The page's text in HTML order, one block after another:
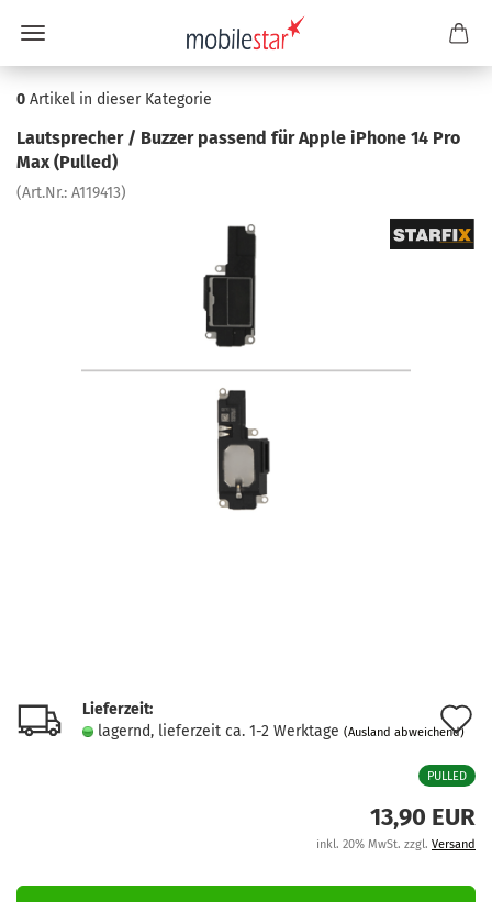
0 Artikel in dieser Kategorie
Laut­spre­cher / Buz­zer pas­send für Apple iPho­ne 14 Pro
Max (Pul­led)
(Art.Nr.: A119413)
Lieferzeit:
lagernd, lieferzeit ca. 1-2 Werktage (Ausland abweichend)
PULLED
13,90 EUR
inkl. 20% MwSt. zzgl. Versand